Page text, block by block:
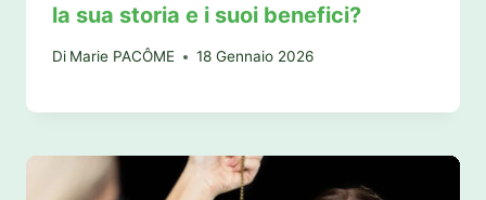
la sua storia e i suoi benefici?
Di Marie PACÔME 18 Gennaio 2026